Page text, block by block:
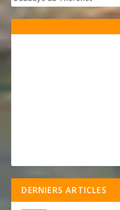
DERNIERS ARTICLES